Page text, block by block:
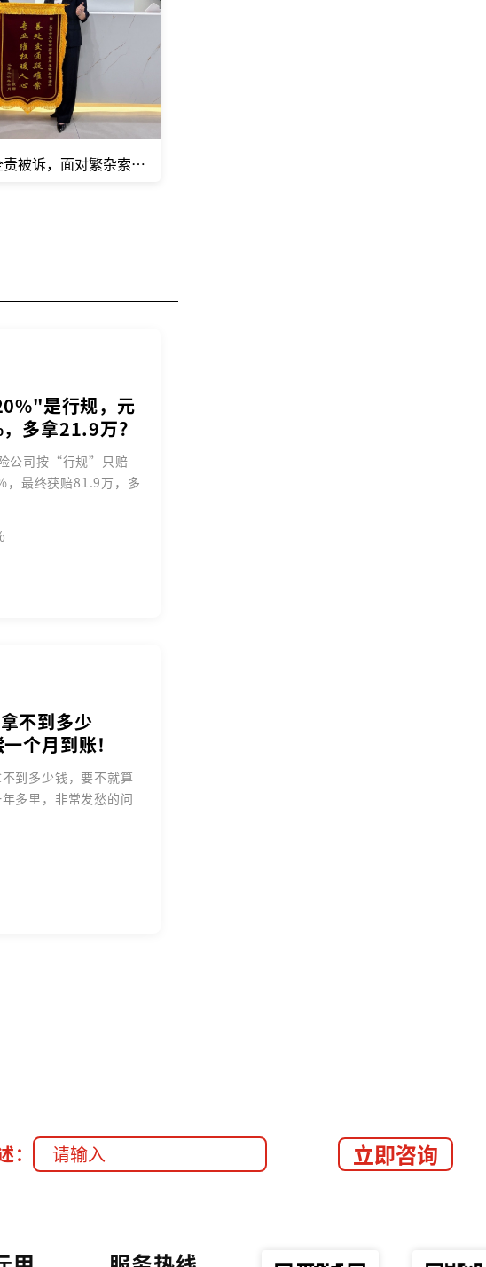
？理赔怎么走？”
被诉，面对繁杂索赔无从应对？
是行规，元
多拿21.9万？
公司按“行规”只赔
，最终获赔81.9万，多
不到多少
个月到账！
到多少钱，要不就算
多里，非常发愁的问
： 立即咨询